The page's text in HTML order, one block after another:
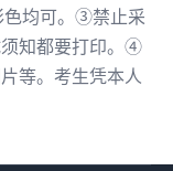
色均可。③禁止采
知都要打印。④
等。考生凭本人